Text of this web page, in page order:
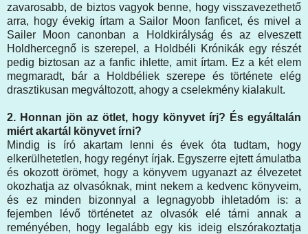
zavarosabb, de biztos vagyok benne, hogy visszavezethető
arra, hogy évekig írtam a Sailor Moon fanficet, és mivel a
Sailer Moon canonban a Holdkirályság és az elveszett
Holdhercegnő is szerepel, a Holdbéli Krónikák egy részét
pedig biztosan az a fanfic ihlette, amit írtam. Ez a két elem
megmaradt, bár a Holdbéliek szerepe és története elég
drasztikusan megváltozott, ahogy a cselekmény kialakult.
2. Honnan jön az ötlet, hogy könyvet írj? És egyáltalán
miért akartál könyvet írni?
Mindig is író akartam lenni és évek óta tudtam, hogy
elkerülhetetlen, hogy regényt írjak. Egyszerre ejtett ámulatba
és okozott örömet, hogy a könyvem ugyanazt az élvezetet
okozhatja az olvasóknak, mint nekem a kedvenc könyveim,
és ez minden bizonnyal a legnagyobb ihletadóm is: a
fejemben lévő történetet az olvasók elé tárni annak a
reményében, hogy legalább egy kis ideig elszórakoztatja